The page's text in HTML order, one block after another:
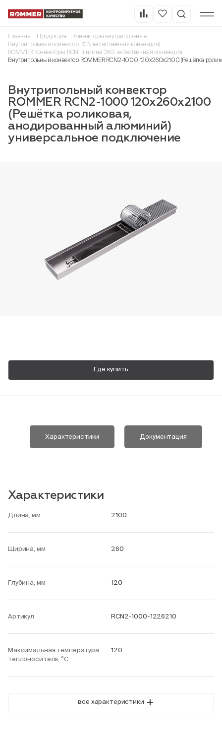
Пн-Пт, 9:00—18:00
Главная Продукция
Конвекторы внутрипольные
Внутрипольный конвектор RCN (естественная конвекция)
ROMMER Конвекторы RCN, ширина 260, естественная конвекция
Внутрипольный конвектор ROMMER RCN2-1000 120х260х2100 (Решётка
Внутрипольный конвектор
ROMMER RCN2-1000 120х260х2100
(Решётка роликовая,
анодированный алюминий)
универсальное подключение
Где купить
Характеристики Документация
Характеристики
Длина, мм 2100
Ширина, мм 260
Глубина, мм 120
Артикул RCN2-1000-1226210
Максимальная температура
теплоносителя, °С
120
все характеристики +